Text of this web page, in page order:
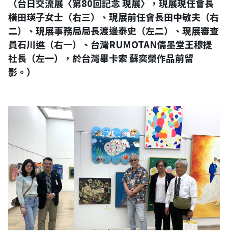
（台日交流展〈第80回記念 現展〉，現展現任會長
橫田瑛子女士（右三）、現展前任會長田中敏夫（右
二）、現展事務局局長渡邊泰史（左二）、現展審查
員石川進（右一）、台灣RUMOTAN儒墨堂王穆提
社長（左一），於台灣畢卡索 蘇奕榮作品前留
影。）